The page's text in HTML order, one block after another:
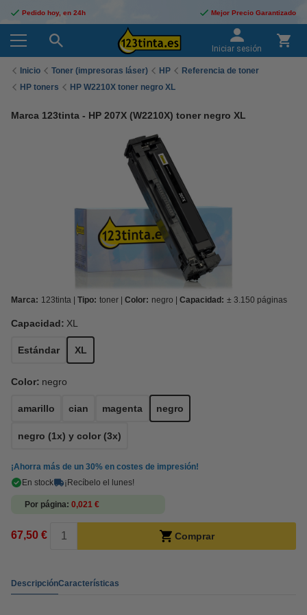
Pedido hoy, en 24h Mejor Precio Garantizado
Iniciar sesión
Inicio Toner (impresoras láser) HP
Referencia de toner
HP toners
HP W2210X toner negro XL
Marca 123tinta - HP 207X (W2210X) toner negro XL
Marca: 123tinta Tipo: toner Color: negro Capacidad: ± 3.150 páginas
Capacidad: XL
Estándar XL
Color: negro
amarillo cian magenta negro
negro (1x) y color (3x)
¡Ahorra más de un 30% en costes de impresión!
En stock
¡Recíbelo el lunes!
Por página 0,021 €
67,50 € Comprar
DescripciónCaracterísticas